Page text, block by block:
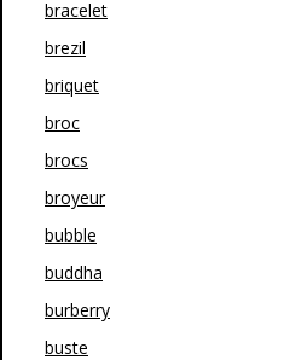
bracelet
brezil
briquet
broc
brocs
broyeur
bubble
buddha
burberry
buste